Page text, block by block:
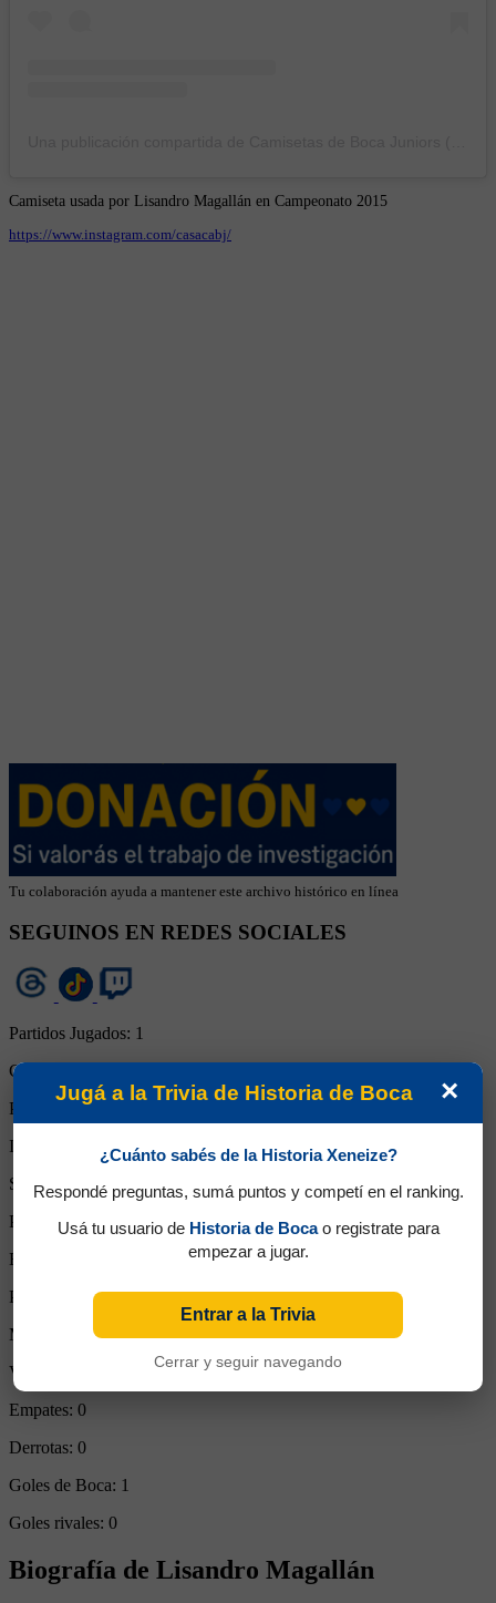
Camiseta usada por Lisandro Magallán en Campeonato 2015
https://www.instagram.com/casacabj/
Tu colaboración ayuda a mantener este archivo histórico en línea
SEGUINOS EN REDES SOCIALES
Partidos Jugados: 1
Goles Convertidos:
Partidos de titular:
Ingresos desde el banco:
0
Suplente:
Partidos completos:1
Expulsiones:
Partidos reemplazado:0
Minutos Disputados:90
Victorias:
Empates: 0
Derrotas: 0
Goles de Boca: 1
Goles rivales: 0
Biografía de Lisandro Magallán
×
Jugá a la Trivia de Historia de Boca
¿Cuánto sabés de la Historia Xeneize?
Respondé preguntas, sumá puntos y competí en el ranking.
Usá tu usuario de Historia de Bocao registrate para
empezar a jugar.
Entrar a la Trivia
Cerrar y seguir navegando